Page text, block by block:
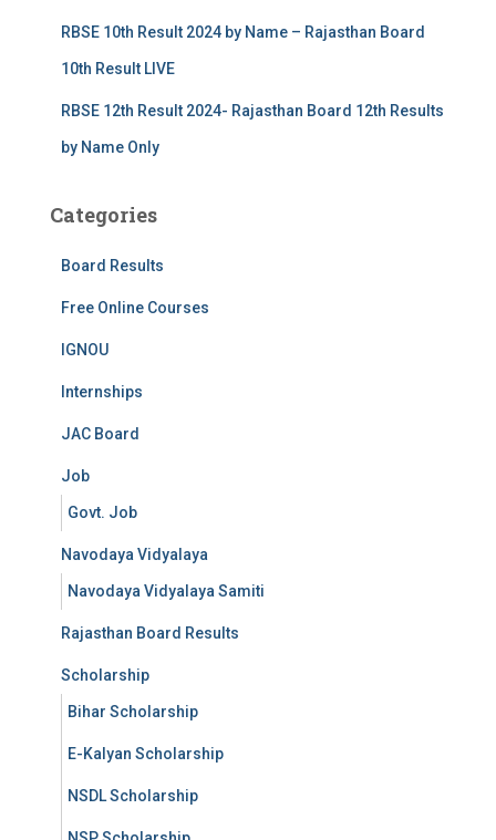
RBSE 10th Result 2024 by Name – Rajasthan Board
10th Result LIVE
RBSE 12th Result 2024- Rajasthan Board 12th Results
by Name Only
Categories
Board Results
Free Online Courses
IGNOU
Internships
JAC Board
Job
Govt. Job
Navodaya Vidyalaya
Navodaya Vidyalaya Samiti
Rajasthan Board Results
Scholarship
Bihar Scholarship
E-Kalyan Scholarship
NSDL Scholarship